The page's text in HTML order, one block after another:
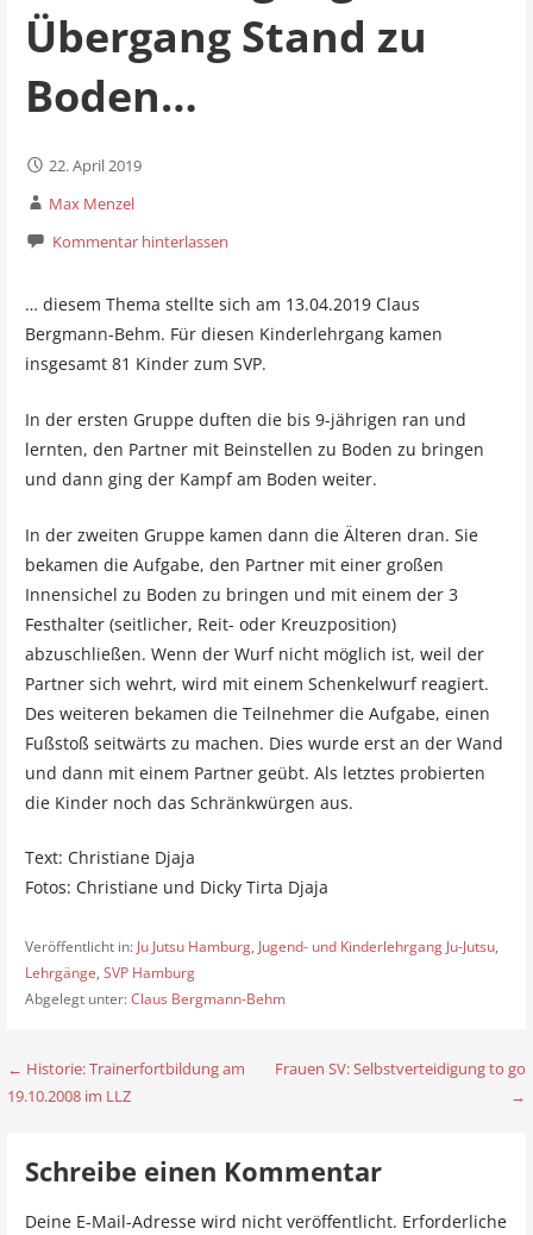
Übergang Stand zu
Boden…
22. April 2019
Max Menzel
Kommentar hinterlassen
… diesem Thema stellte sich am 13.04.2019 Claus
Bergmann-Behm. Für diesen Kinderlehrgang kamen
insgesamt 81 Kinder zum SVP.
In der ersten Gruppe duften die bis 9-jährigen ran und
lernten, den Partner mit Beinstellen zu Boden zu bringen
und dann ging der Kampf am Boden weiter.
In der zweiten Gruppe kamen dann die Älteren dran. Sie
bekamen die Aufgabe, den Partner mit einer großen
Innensichel zu Boden zu bringen und mit einem der 3
Festhalter (seitlicher, Reit- oder Kreuzposition)
abzuschließen. Wenn der Wurf nicht möglich ist, weil der
Partner sich wehrt, wird mit einem Schenkelwurf reagiert.
Des weiteren bekamen die Teilnehmer die Aufgabe, einen
Fußstoß seitwärts zu machen. Dies wurde erst an der Wand
und dann mit einem Partner geübt. Als letztes probierten
die Kinder noch das Schränkwürgen aus.
Text: Christiane Djaja
Fotos: Christiane und Dicky Tirta Djaja
Veröffentlicht in: Ju Jutsu Hamburg, Jugend- und Kinderlehrgang Ju-Jutsu,
Lehrgänge, SVP Hamburg
Abgelegt unter:Claus Bergmann-Behm
B
← Historie: Trainerfortbildung am
19.10.2008 im LLZ
Frauen SV: Selbstverteidigung to go
→
Schreibe einen Kommentar
Deine E-Mail-Adresse wird nicht veröffentlicht. Erforderliche